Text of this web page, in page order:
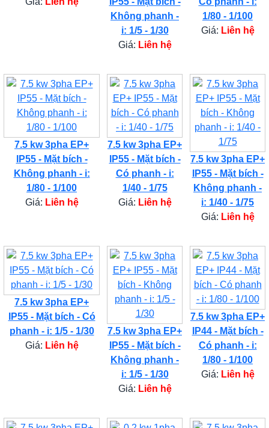
Không phanh -
i: 1/5 - 1/30
Giá: Liên hệ
1/80 - 1/100
Giá: Liên hệ
7.5 kw 3pha EP+
IP55 - Mặt bích -
Không phanh - i:
1/80 - 1/100
Giá: Liên hệ
7.5 kw 3pha EP+
IP55 - Mặt bích -
Có phanh - i:
1/40 - 1/75
Giá: Liên hệ
7.5 kw 3pha EP+
IP55 - Mặt bích -
Không phanh -
i: 1/40 - 1/75
Giá: Liên hệ
7.5 kw 3pha EP+
IP55 - Mặt bích - Có
phanh - i: 1/5 - 1/30
Giá: Liên hệ
7.5 kw 3pha EP+
IP55 - Mặt bích -
Không phanh -
i: 1/5 - 1/30
Giá: Liên hệ
7.5 kw 3pha EP+
IP44 - Mặt bích -
Có phanh - i:
1/80 - 1/100
Giá: Liên hệ